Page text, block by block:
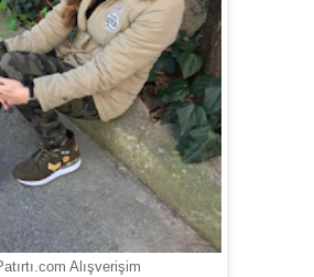
Alışverişim